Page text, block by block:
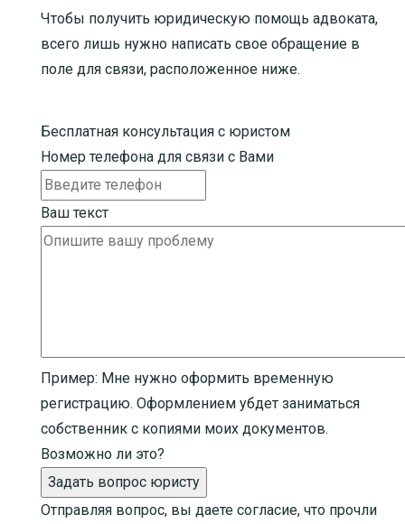
Чтобы получить юридическую помощь адвоката,
всего лишь нужно написать свое обращение в
поле для связи, расположенное ниже.
Бесплатная консультация с юристом
Номер телефона для связи с Вами
Ваш текст
Пример: Мне нужно оформить временную
регистрацию. Оформлением убдет заниматься
собственник с копиями моих документов.
Возможно ли это?
Задать вопрос юристу
Отправляя вопрос, вы даете согласие, что прочли